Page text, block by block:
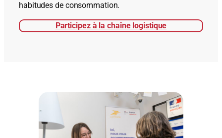
habitudes de consommation.
Participez à la chaîne logistique